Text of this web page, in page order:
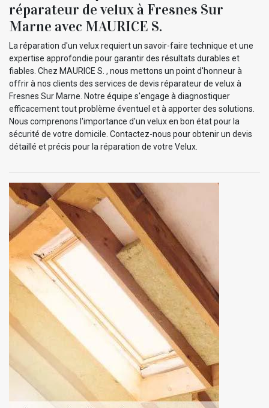
réparateur de velux à Fresnes Sur
Marne avec MAURICE S.
La réparation d'un velux requiert un savoir-faire technique et une
expertise approfondie pour garantir des résultats durables et
fiables. Chez MAURICE S. , nous mettons un point d'honneur à
offrir à nos clients des services de devis réparateur de velux à
Fresnes Sur Marne. Notre équipe s'engage à diagnostiquer
efficacement tout problème éventuel et à apporter des solutions.
Nous comprenons l'importance d'un velux en bon état pour la
sécurité de votre domicile. Contactez-nous pour obtenir un devis
détaillé et précis pour la réparation de votre Velux.